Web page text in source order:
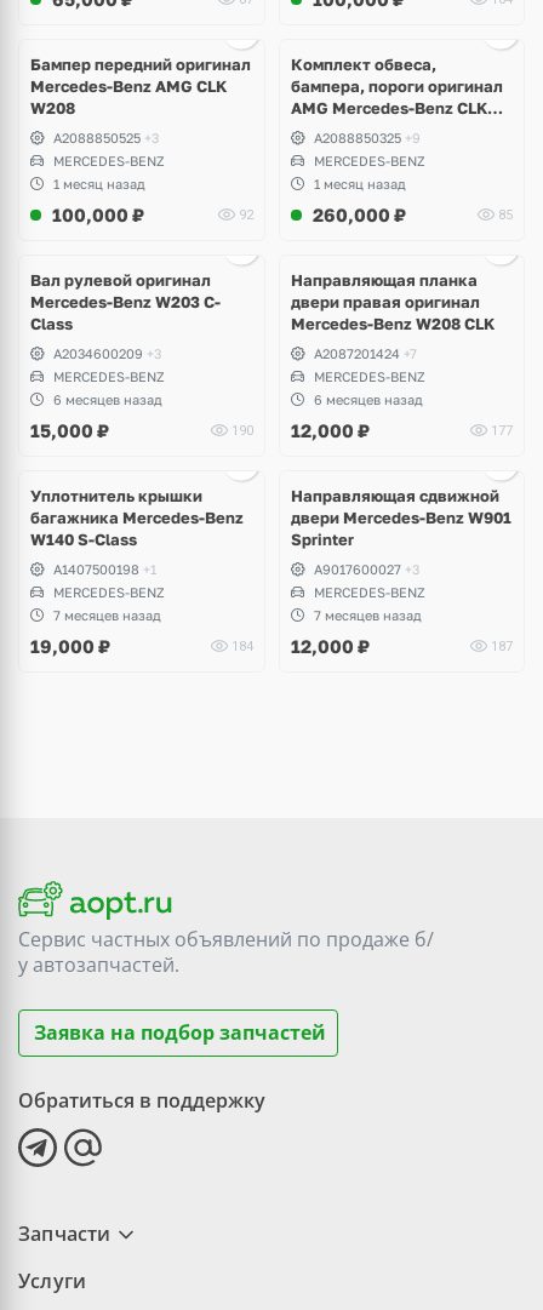
Бампер передний оригинал
Mercedes-Benz AMG CLK
W208
A2088850525 +3
MERCEDES-BENZ
1 месяц назад
100,000 ₽ 92
Комплект обвеса,
бампера, пороги оригинал
AMG Mercedes-Benz CLK
W208A2088850325 +9
MERCEDES-BENZ
1 месяц назад
260,000 ₽ 85
Вал рулевой оригинал
Mercedes-Benz W203 C-
Class
A2034600209 +3
MERCEDES-BENZ
6 месяцев назад
15,000 ₽ 190
Направляющая планка
двери правая оригинал
Mercedes-Benz W208 CLK
A2087201424 +7
MERCEDES-BENZ
6 месяцев назад
12,000 ₽ 177
Уплотнитель крышки
багажника Mercedes-Benz
W140 S-Class
A1407500198 +1
MERCEDES-BENZ
7 месяцев назад
19,000 ₽ 184
Направляющая сдвижной
двери Mercedes-Benz W901
Sprinter
A9017600027 +3
MERCEDES-BENZ
7 месяцев назад
12,000 ₽ 187
Сервис частных объявлений по продаже б/
уавтозапчастей.
Заявка на подбор запчастей
Обратиться в поддержку
Запчасти
Услуги